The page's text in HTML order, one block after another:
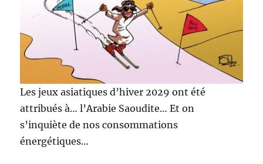
Les jeux asiatiques d’hiver 2029 ont été
attribués à… l’Arabie Saoudite… Et on
s’inquiète de nos consommations
énergétiques…